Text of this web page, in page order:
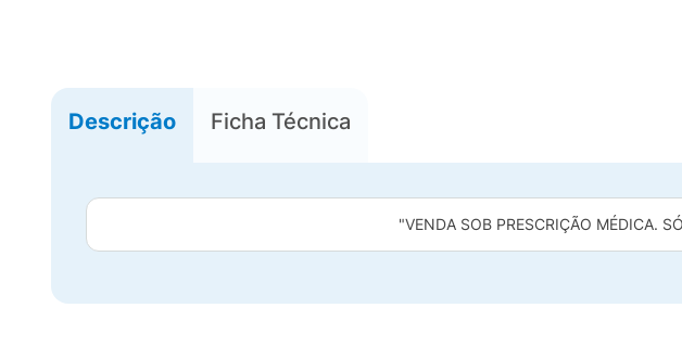
Descrição Ficha Técnica
"VENDA SOB PRESCRIÇÃO MÉDICA.